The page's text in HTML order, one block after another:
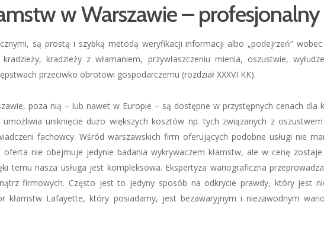
w Warszawie –
są prostą i szybką metodą weryfikacji informacji albo „podejrzeń”
kradzieży z włamaniem, przywłaszczeniu mienia, oszustwie,
przeciwko obrotowi gospodarczemu (rozdział XXXVI KK).
poza nią – lub nawet w Europie – są dostępne w przystępnych cenach dla
uniknięcie dużo większych kosztów np. tych związanych z
fachowcy. Wśród warszawskich firm oferujących podobne usługi nie
nie obejmuje jedynie badania wykrywaczem kłamstw, ale w cenę
temu nasza usługa jest kompleksowa. Ekspertyza wariograficzna
firmowych. Często jest to jedyny sposób na odkrycie prawdy, który jest
kłamstw Lafayette, który posiadamy, jest bezawaryjnym i niezawodnym